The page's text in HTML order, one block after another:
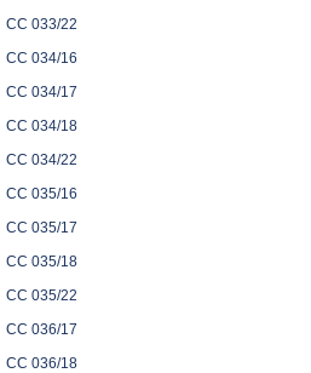
CC 033/22
CC 034/16
CC 034/17
CC 034/18
CC 034/22
CC 035/16
CC 035/17
CC 035/18
CC 035/22
CC 036/17
CC 036/18